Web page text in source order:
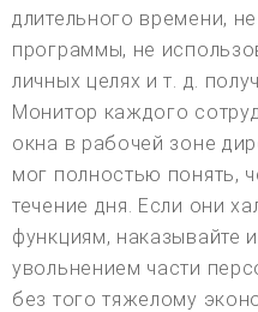
длительного времени,
программы, не
личных целях и т. д.
Монитор каждого
окна в рабочей зоне
мог полностью понять,
течение дня. Если они
функциям, наказывайте
увольнением части
без того тяжелому